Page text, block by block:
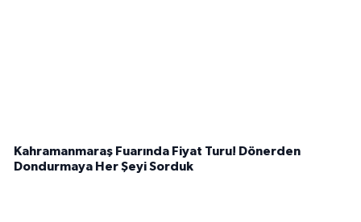
Kahramanmaraş Fuarında Fiyat Turu! Dönerden
Dondurmaya Her Şeyi Sorduk